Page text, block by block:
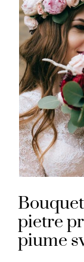
pietre
piume